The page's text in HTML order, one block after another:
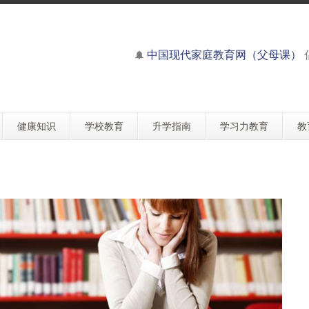
中国现代家庭教育网（父母课）
健康知识 学校教育 升学指南 学习力教育